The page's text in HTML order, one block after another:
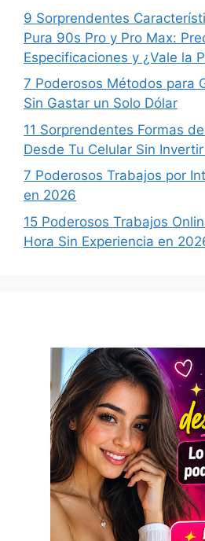
9 Sorprendentes
Pura 90s Pro y Pro Max:
Especificaciones y ¿Vale la
7 Poderosos Métodos para
Sin Gastar un Solo Dólar
11 Sorprendentes Formas
Desde Tu Celular Sin
7 Poderosos Trabajos por
en 2026
15 Poderosos Trabajos
Hora Sin Experiencia en